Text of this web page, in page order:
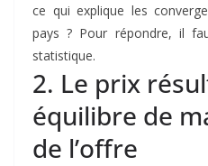
ce qui explique les
pays ? Pour répondre, il
statistique.
2. Le prix
équilibre de
de l’offre